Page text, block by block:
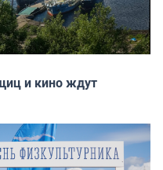
и кино ждут